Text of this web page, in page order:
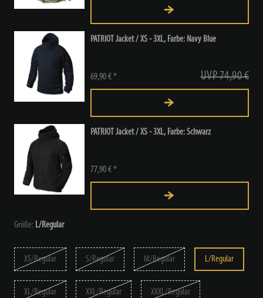
PATRIOT Jacket / XS - 3XL, Farbe: Navy Blue
UVP 74,90 €
69,90 € *
PATRIOT Jacket / XS - 3XL, Farbe: Schwarz
77,90 € *
Größe: L/Regular
XS/Regular S/Regular M/Regular L/Regular
XL/Regular XXL/Regular XXXL/Regular